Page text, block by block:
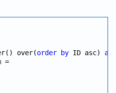
over(order by ID asc) as
=